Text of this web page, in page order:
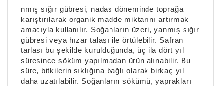
nmış sığır gübresi, nadas döneminde toprağa
karıştırılarak organik madde miktarını artırmak
amacıyla kullanılır. Soğanların üzeri, yanmış sığır
gübresi veya hızar talaşı ile örtülebilir. Safran
tarlası bu şekilde kurulduğunda, üç ila dört yıl
süresince söküm yapılmadan ürün alınabilir. Bu
süre, bitkilerin sıklığına bağlı olarak birkaç yıl
daha uzatılabilir. Soğanların sökümü, yaprakları